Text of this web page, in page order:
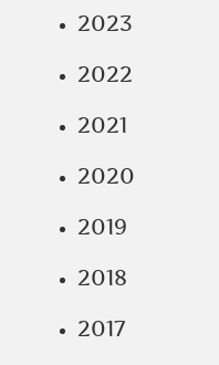
2023
2022
2021
2020
2019
2018
2017